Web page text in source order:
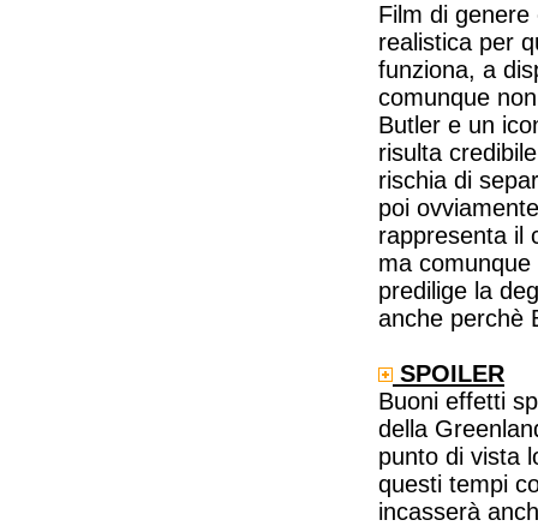
Film di
realistica per
funziona, a
comunque
Butler e un
risulta
rischia di
poi
rappresenta il
ma
predilige la
anche perchè
SPOILER
Buoni effetti
della
punto di vista
questi tempi
incasserà